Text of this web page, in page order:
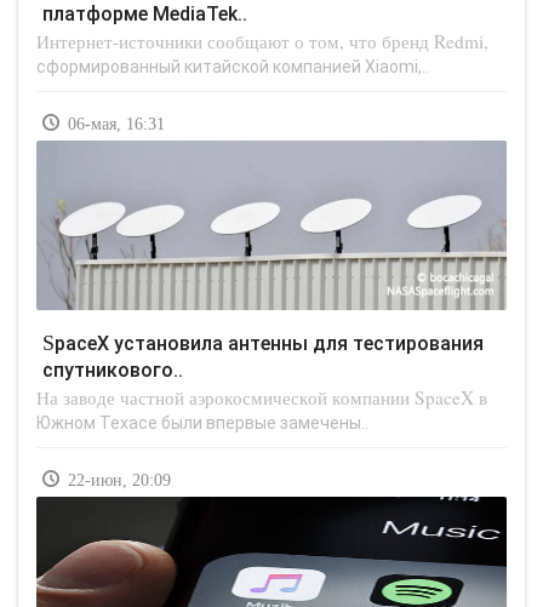
платформе MediaTek..
Интернет-источники сообщают о том, что бренд Redmi,
сформированный китайской компанией Xiaomi,..
06-мая, 16:31
SpaceX установила антенны для тестирования
спутникового..
На заводе частной аэрокосмической компании SpaceX в
Южном Техасе были впервые замечены..
22-июн, 20:09